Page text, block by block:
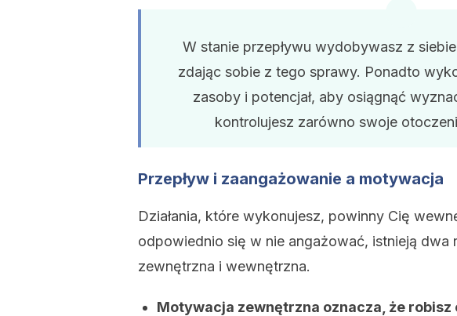
W stanieprzepływu wydobywasz z
zdając sobie z tego sprawy. Ponadto
zasoby i potencjał, aby osiągnąć
kontrolujesz zarówno swoje
Przepływ i zaangażowanie a motywacja
Działania, które wykonujesz, powinny Cię
odpowiednio się w nie angażować, istnieją dwa
zewnętrzna i wewnętrzna.
Motywacja zewnętrzna oznacza, że robisz